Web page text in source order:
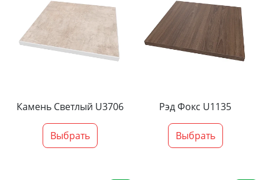
Камень Светлый U3706
Выбрать
Рэд Фокс U1135
Выбрать